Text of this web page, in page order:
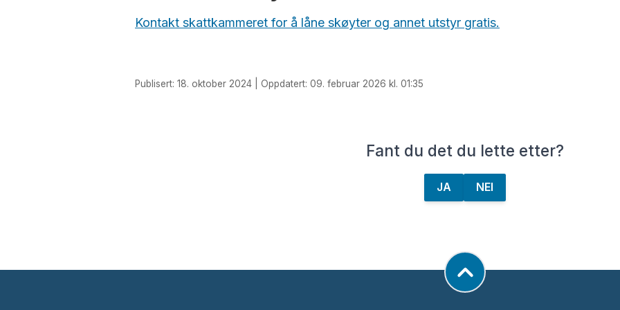
Kontakt skattkammeret for å låne skøyter og annet utstyr gratis.
Publisert: 18. oktober 2024 | Oppdatert: 09. februar 2026 kl. 01:35
Fant du det du lette etter?
JA NEI